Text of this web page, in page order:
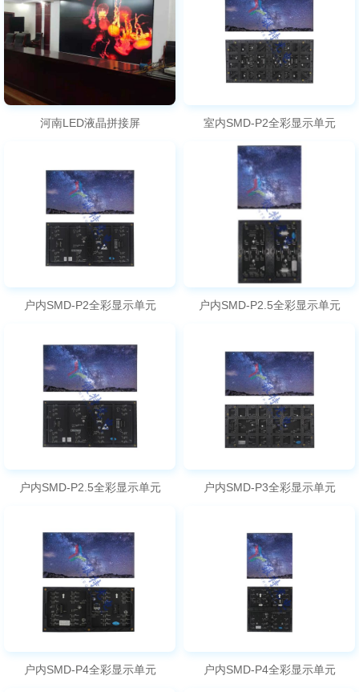
河南LED液晶拼接屏 室内SMD-P2全彩显示单元
户内SMD-P2全彩显示单元 户内SMD-P2.5全彩显示单元
户内SMD-P2.5全彩显示单元 户内SMD-P3全彩显示单元
户内SMD-P4全彩显示单元 户内SMD-P4全彩显示单元